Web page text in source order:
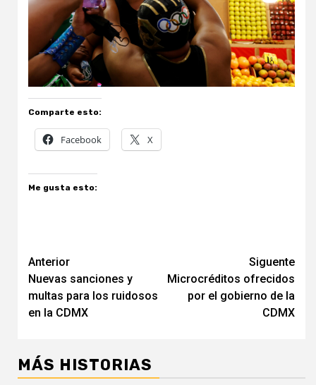
Comparte esto:
Facebook X
Me gusta esto:
Navegación
de
entradas
Anterior
Nuevas sanciones y
multas para los ruidosos
en la CDMX
Siguente
Microcréditos ofrecidos
por el gobierno de la
CDMX
MÁS HISTORIAS